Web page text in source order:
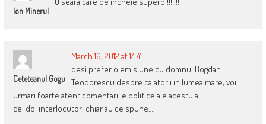
Ion Minerul
Ceteteanul Gogu
March 16, 2012 at 14:41
desi prefer o emisiune cu domnul Bogdan
Teodorescu despre calatorii in lumea mare, voi
urmari foarte atent comentariile politice ale acestuia.
cei doi interlocutori chiar au ce spune….